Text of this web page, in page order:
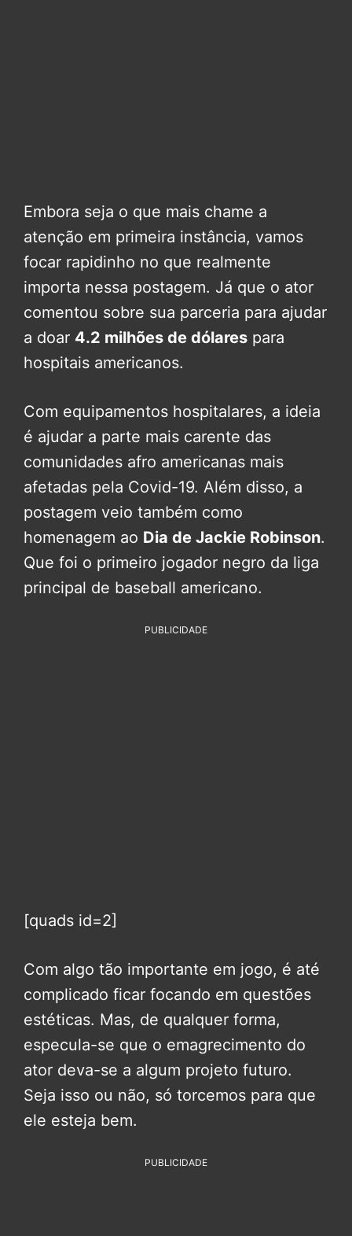
Embora seja o que mais chame a
atenção em primeira instância, vamos
focar rapidinho no que realmente
importa nessa postagem. Já que o ator
comentou sobre sua parceria para ajudar
a doar 4.2 milhões de dólares para
hospitais americanos.
Com equipamentos hospitalares, a ideia
é ajudar a parte mais carente das
comunidades afro americanas mais
afetadas pela Covid-19. Além disso, a
postagem veio também como
homenagem ao Dia de Jackie Robinson.
Que foi o primeiro jogador negro da liga
principal de baseball americano.
PUBLICIDADE
[quads id=2]
Com algo tão importante em jogo, é até
complicado ficar focando em questões
estéticas. Mas, de qualquer forma,
especula-se que o emagrecimento do
ator deva-se a algum projeto futuro.
Seja isso ou não, só torcemos para que
ele esteja bem.
PUBLICIDADE